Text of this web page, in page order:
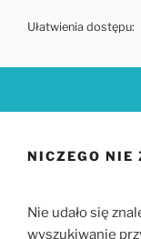
Ułatwienia dostępu:
NICZEGO NIE
Nie udało się
wyszukiwanie